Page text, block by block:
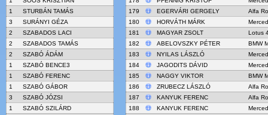
1
STURBÁN TAMÁS
3
SURÁNYI GÉZA
2
SZABADOS LACI
2
SZABADOS TAMÁS
2
SZABÓ ÁDÁM
1
SZABÓ BENCE3
1
SZABÓ FERENC
1
SZABÓ GÁBOR
3
SZABÓ JÓZSI
1
SZABÓ SZILÁRD
179
EGERVÁRI GERGELY
Alfa
180
HORVÁTH MÁRK
181
MAGYAR ZSOLT
Lotus
182
ABELOVSZKY PÉTER
BMW
183
NYILAS LÁSZLÓ
184
JAGODITS DÁVID
185
NAGGY VIKTOR
BMW
186
ZRUBECZ LÁSZLÓ
Alfa
187
KANYUK FERENC
Alfa
188
KANYUK FERENC